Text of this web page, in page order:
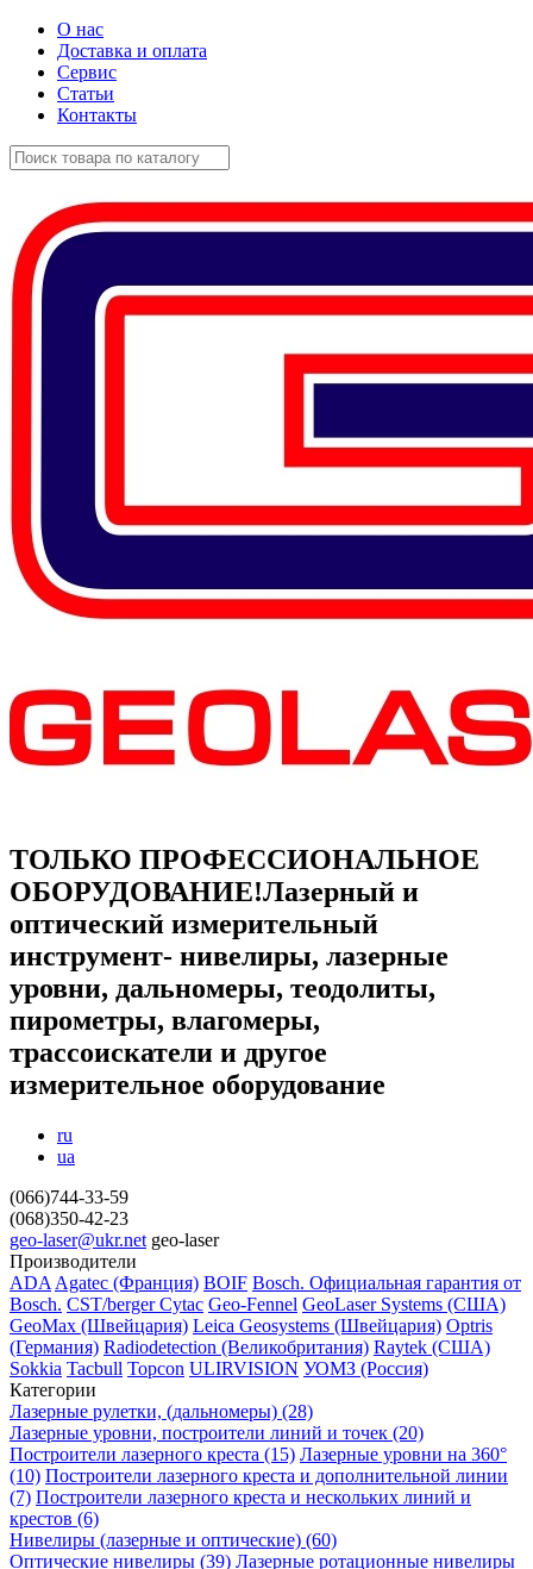
О нас
Доставка и оплата
Сервис
Статьи
Контакты
ТОЛЬКО ПРОФЕССИОНАЛЬНОЕ
ОБОРУДОВАНИЕ!Лазерный и
оптический измерительный
инструмент- нивелиры, лазерные
уровни, дальномеры, теодолиты,
пирометры, влагомеры,
трассоискатели и другое
измерительное оборудование
ru
ua
(066)744-33-59
(068)350-42-23
geo-laser@ukr.net geo-laser
Производители
ADA Agatec (Франция) BOIF Bosch. Официальная гарантия от
Вosch. CST/bergerCytac Geo-Fennel GeoLaser Systems (CША)
GeoMax (Швейцария) Leica Geosystems (Швейцария) Optris
(Германия) Radiodetection (Великобритания) Raytek (США)
Sokkia Tacbull Topcon ULIRVISION УОМЗ (Россия)
Категории
Лазерные рулетки, (дальномеры) (28)
Лазерные уровни, построители линий и точек (20)
Построители лазерного креста (15) Лазерные уровни на 360°
(10) Построители лазерного креста и дополнительной линии
(7) Построители лазерного креста и нескольких линий и
крестов (6)
Нивелиры (лазерные и оптические) (60)
Оптические нивелиры (39) Лазерные ротационные нивелиры